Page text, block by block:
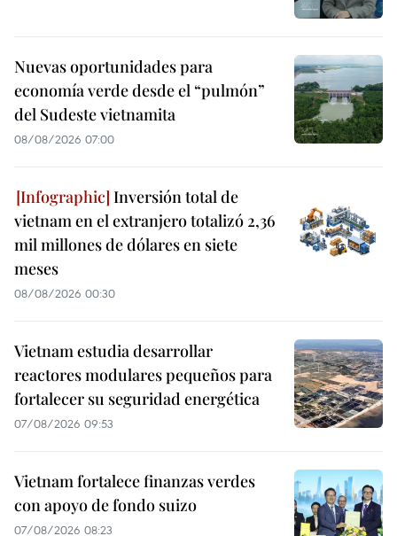
Nuevas oportunidades para
economía verde desde el “pulmón”
del Sudeste vietnamita
08/08/2026 07:00
Inversión total de
vietnam en el extranjero totalizó 2,36
mil millones de dólares en siete
meses
08/08/2026 00:30
Vietnam estudia desarrollar
reactores modulares pequeños para
fortalecer su seguridad energética
07/08/2026 09:53
Vietnam fortalece finanzas verdes
con apoyo de fondo suizo
07/08/2026 08:23